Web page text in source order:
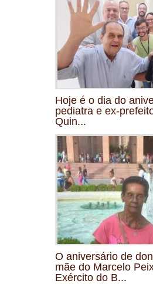
Hoje é o dia do
pediatra e ex-
Quin...
O aniversário de
mãe do Marcelo
Exército do B...